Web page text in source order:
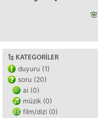
🌸
KATEGORILER
duyuru (1)
soru (20)
ai (0)
müzik (0)
film/dizi (0)